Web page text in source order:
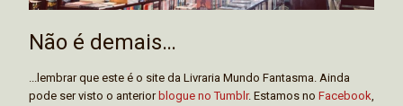
Não é demais…
...lembrar que este é o site da Livraria Mundo Fantasma. Ainda
pode ser visto o anterior blogue no Tumblr. Estamos no Facebook,